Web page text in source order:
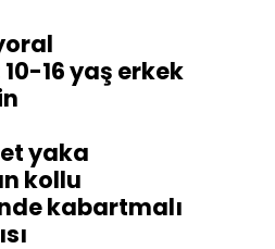
10-16 yaş erkek
yaka
kollu
kabartmalı